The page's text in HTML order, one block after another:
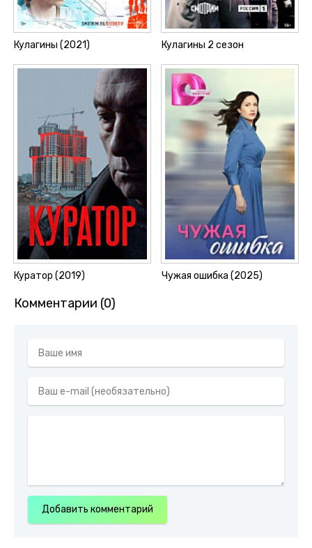
Кулагины (2021) Кулагины 2 сезон
Куратор (2019) Чужая ошибка (2025)
Комментарии (0)
Добавить комментарий